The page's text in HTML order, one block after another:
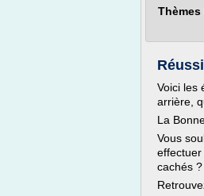
Thèmes
Voici les
arrière,
La
Vous
cachés ?